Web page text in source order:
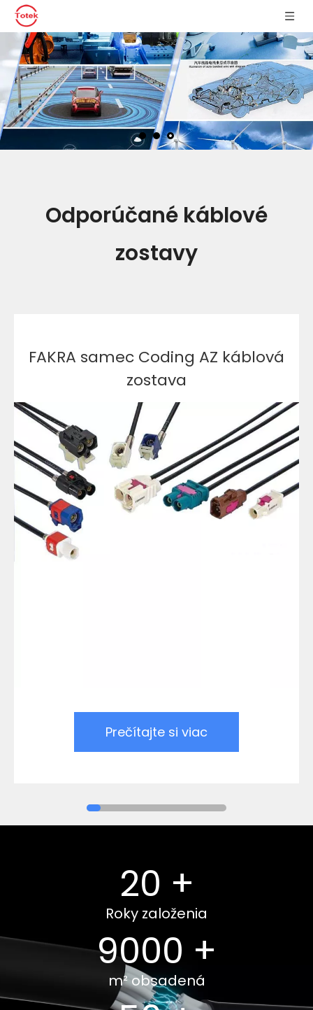
Odporúčané káblové
zostavy
FAKRA samec Coding AZ káblová
zostava
Prečítajte si viac
20 +
Roky založenia
9000 +
m² obsadená